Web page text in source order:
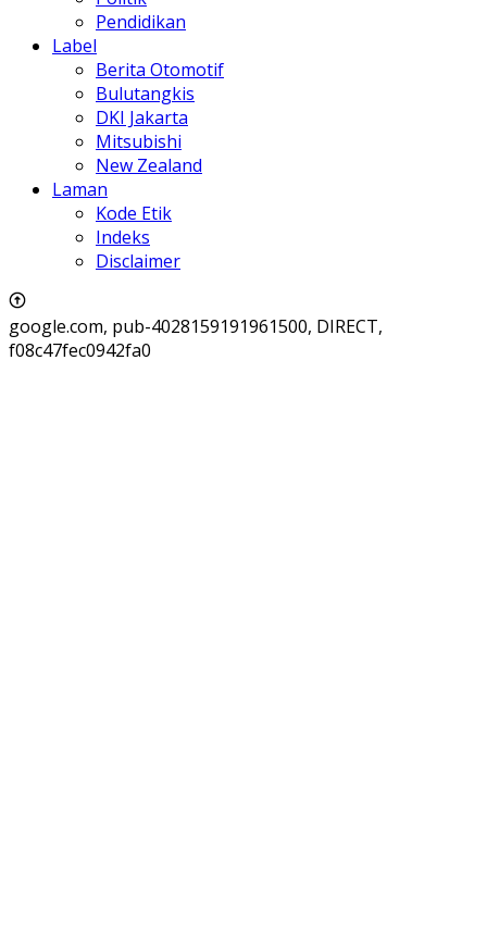
Pendidikan
Label
Berita Otomotif
Bulutangkis
DKI Jakarta
Mitsubishi
New Zealand
Laman
Kode Etik
Indeks
Disclaimer
google.com, pub-4028159191961500, DIRECT,
f08c47fec0942fa0